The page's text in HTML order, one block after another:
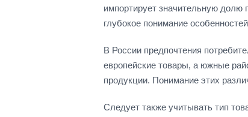
импортирует значительную долю
глубокое понимание
В России предпочтения
европейские товары, а южные
продукции. Понимание этих
Следует также учитывать тип